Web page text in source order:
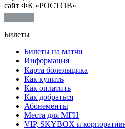
сайт ФК «РОСТОВ»
Билеты
Билеты на матчи
Информация
Карта болельщика
Как купить
Как оплатить
Как добраться
Абонементы
Места для МГН
VIP, SKYBOX и